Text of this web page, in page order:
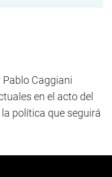
Pablo Caggiani
en el acto del
política que seguirá